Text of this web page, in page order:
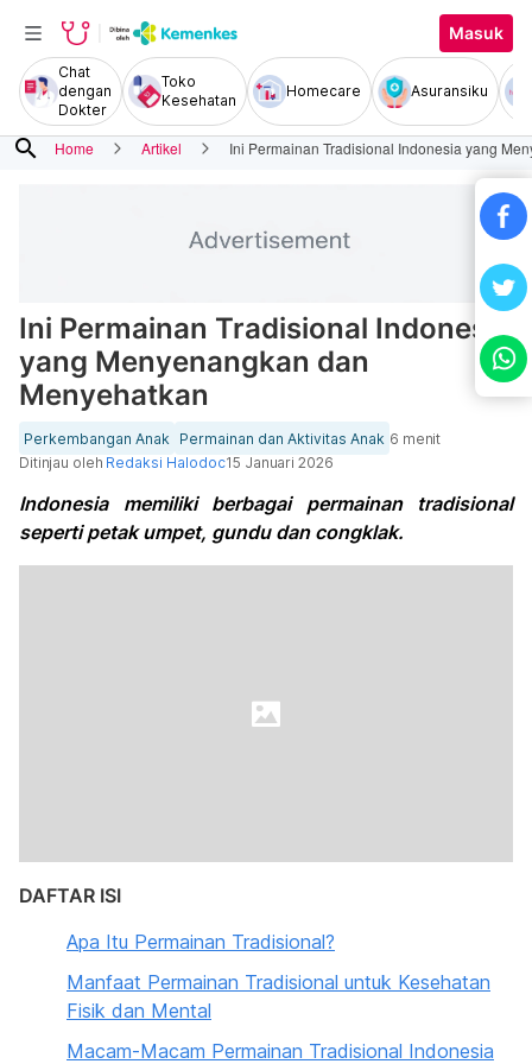
Masuk
Chat
dengan
Dokter
Toko
Kesehatan
Homecare Asuransiku
search Home Artikel Ini Permainan Tradisional Indonesia yang
Ini Permainan Tradisional Indonesia
yang Menyenangkan dan
Menyehatkan
Perkembangan Anak Permainan dan Aktivitas Anak 6 menit
Ditinjau oleh Redaksi Halodoc15 Januari 2026
Indonesia memiliki berbagai permainan tradisional
seperti petak umpet, gundu dan congklak.
DAFTAR ISI
Apa Itu Permainan Tradisional?
Manfaat Permainan Tradisional untuk Kesehatan
Fisik dan Mental
Macam-Macam Permainan Tradisional Indonesia